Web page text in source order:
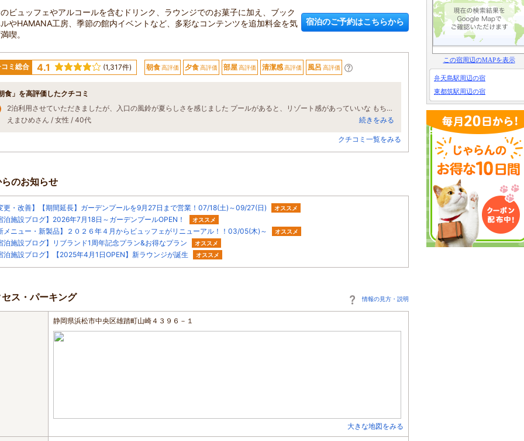
ビュッフェやアルコールを含むドリンク、ラウンジでのお菓子に加え、ブック
やHAMANA工房、季節の館内イベントなど、多彩なコンテンツを追加料金を気
喫。
宿泊のご予約はこちらから
コミ総合 4.1 (1,317件) 朝食高評価 夕食高評価 部屋高評価 清潔感高評価 風呂 高評価
朝食」を高評価したクチコミ
2泊利用させていただきましたが、入口の風鈴が夏らしさを感じました プールがあると、リゾート感があっていいな もちろん利用させていただきました 朝夕のお料理の種類も多く、美味しかったのですが朝食の際混みすぎていて、食べ物を取るのが大変でした それ以外は満足です お料理の美味しさは本当なのですが １番印象的なのがソフトクリームです ホントに美味しかったです 温泉も何回も入りました 機会があったらまた泊まりたい宿です
えまひめさん / 女性 / 40代
続きをみる
クチコミ一覧をみる
のお知らせ
更・改善】【期間延長】ガーデンプールを9月27日まで営業！07/18(土)～09/27(日) オススメ
泊施設ブログ】2026年7月18日～ガーデンプールOPEN！ オススメ
メニュー・新製品】２０２６年４月からビュッフェがリニューアル！！03/05(木)～ オススメ
泊施設ブログ】リブランド1周年記念プラン&お得なプラン オススメ
泊施設ブログ】【2025年4月1日OPEN】新ラウンジが誕生 オススメ
セス・パーキング 情報の見方・説明
静岡県浜松市中央区雄踏町山崎４３９６－１
大きな地図をみる
この宿周辺のMAPを表示
弁天島駅周辺の宿
東都筑駅周辺の宿